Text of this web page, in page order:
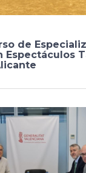
de
Espectáculos